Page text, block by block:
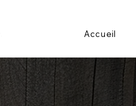
Accueil